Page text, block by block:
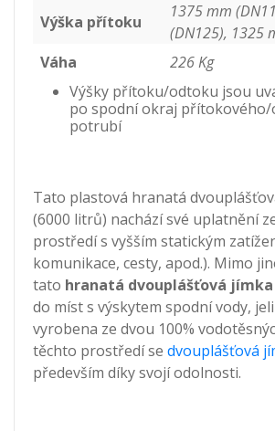
Výška přítoku
1375 mm
(DN125), 1325
Váha
226 Kg
Výšky přítoku/odtoku jsou
po spodní okraj
potrubí
Tato plastová hranatá
(6000 litrů) nachází své uplatnění
prostředí s vyšším statickým
komunikace, cesty, apod.). Mimo
tato hranatá dvouplášťová jímka
do míst s výskytem spodní vody,
vyrobena ze dvou 100%
těchto prostředí se dvouplášťová
především díky svojí odolnosti.